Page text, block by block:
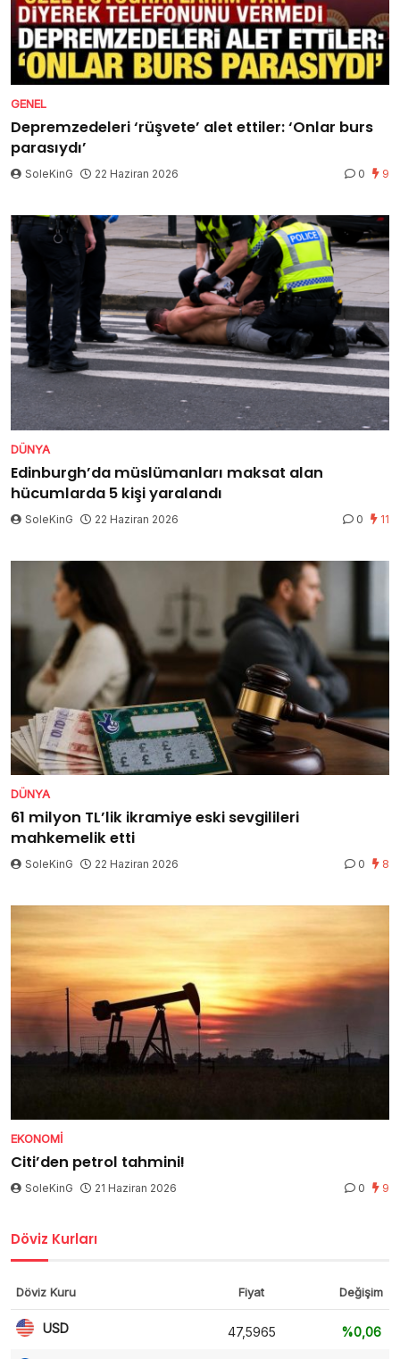
GENEL
Depremzedeleri ‘rüşvete’ alet ettiler: ‘Onlar burs
parasıydı’
SoleKinG 22 Haziran 2026 0 9
DÜNYA
Edinburgh’da müslümanları maksat alan
hücumlarda 5 kişi yaralandı
SoleKinG 22 Haziran 2026 0 11
DÜNYA
61 milyon TL’lik ikramiye eski sevgilileri
mahkemelik etti
SoleKinG 22 Haziran 2026 0 8
EKONOMI
Citi’den petrol tahmini!
SoleKinG 21 Haziran 2026 0 9
Döviz Kurları
Döviz Kuru Fiyat Değişim
USD 47,5965 %0,06